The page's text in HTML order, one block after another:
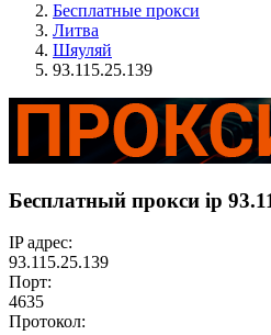
Бесплатные прокси
Литва
Шяуляй
93.115.25.139
Бесплатный прокси ip
IP адрес:
93.115.25.139
Порт:
4635
Протокол: